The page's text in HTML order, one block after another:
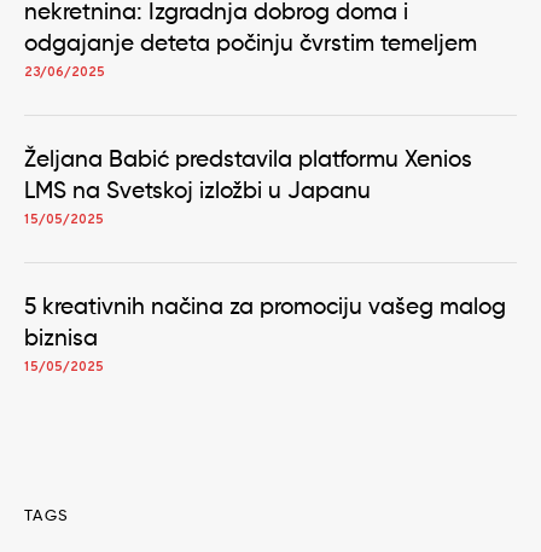
nekretnina: Izgradnja dobrog doma i
odgajanje deteta počinju čvrstim temeljem
23/06/2025
Željana Babić predstavila platformu Xenios
LMS na Svetskoj izložbi u Japanu
15/05/2025
5 kreativnih načina za promociju vašeg malog
biznisa
15/05/2025
TAGS